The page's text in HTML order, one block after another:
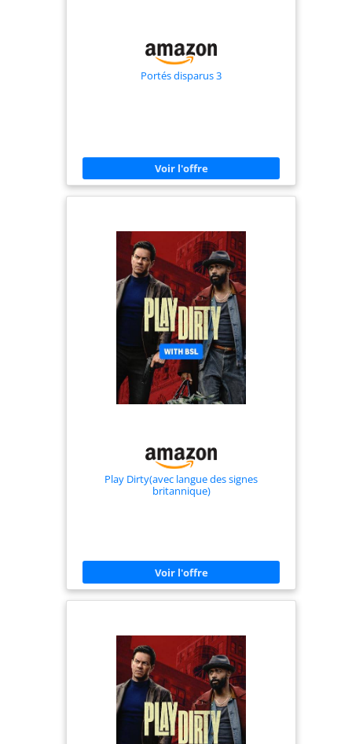
Portés disparus 3
Play Dirty(avec langue des signes
britannique)